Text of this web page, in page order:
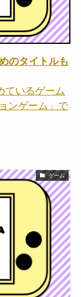
のタイトルも
ているゲーム
ンゲーム」で
ゲーム